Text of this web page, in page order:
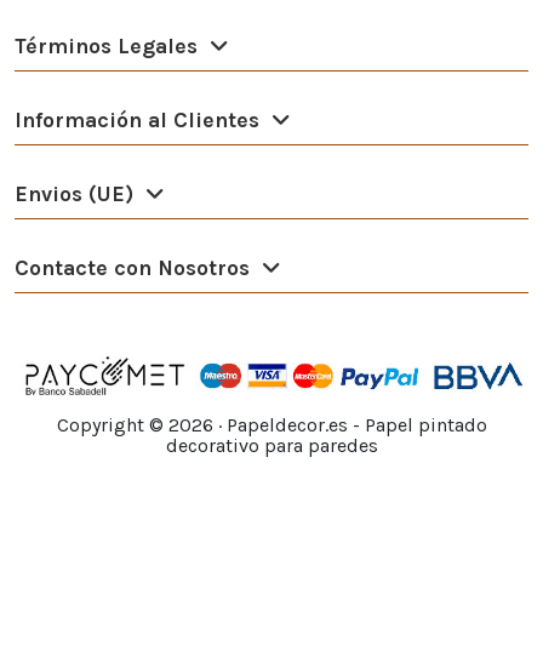
Términos Legales
Información al Clientes
Envios (UE)
Contacte con Nosotros
Copyright © 2026 · Papeldecor.es - Papel pintado
decorativo para paredes